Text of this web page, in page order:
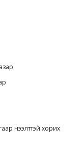
нээлттэй хорих